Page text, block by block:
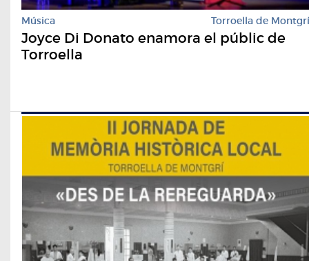
Música Torroella de Montgrí
Joyce Di Donato enamora el públic de
Torroella